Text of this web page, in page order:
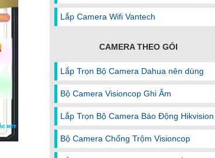
Lắp Camera Wifi Vantech
CAMERA THEO GÓI
Lắp Trọn Bộ Camera Dahua nên dùng
Bộ Camera Visioncop Ghi Âm
Lắp Trọn Bộ Camera Báo Động Hikvision
Bộ Camera Chống Trộm Visioncop